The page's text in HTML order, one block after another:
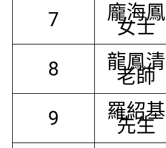
7 龐海鳳
女士
8 龍鳳清
老師
9 羅紹基
先生